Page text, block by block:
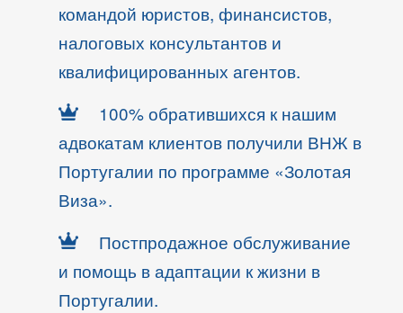
командой юристов, финансистов,
налоговых консультантов и
квалифицированных агентов.
100% обратившихся к нашим
адвокатам клиентов получили ВНЖ в
Португалии по программе «Золотая
Виза».
Постпродажное обслуживание
и помощь в адаптации к жизни в
Португалии.